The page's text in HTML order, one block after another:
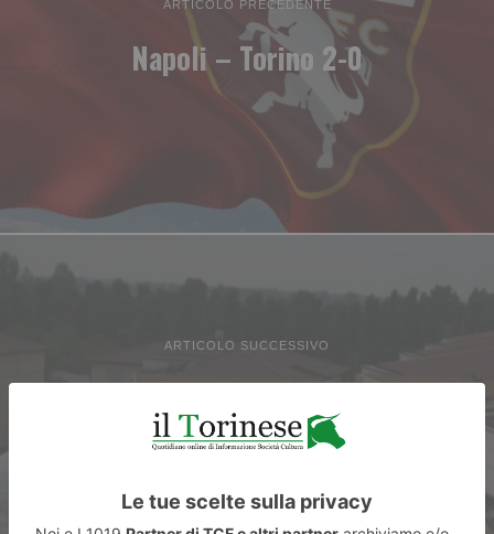
ARTICOLO PRECEDENTE
Napoli – Torino 2-0
ARTICOLO SUCCESSIVO
dell’Amianto, il Piemonte
decessi nel 2024